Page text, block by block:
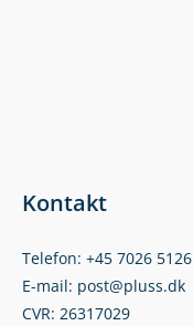
Kontakt
Telefon: +45 7026 5126
E-mail: post@pluss.dk
CVR: 26317029